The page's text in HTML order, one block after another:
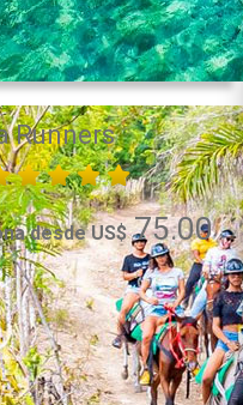
Runners
desde US$75.00